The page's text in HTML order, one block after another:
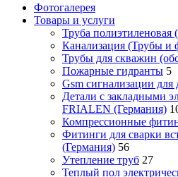
Фотогалерея
Товары и услуги
Труба полиэтиленовая
Канализация (Трубы и
Трубы для скважин
Пожарные гидранты 5
Gsm сигнализации для
Детали с закладными
FRIALEN (Германия)
Компрессионные
Фитинги для сварки
(Германия) 56
Утепление труб 27
Теплый пол